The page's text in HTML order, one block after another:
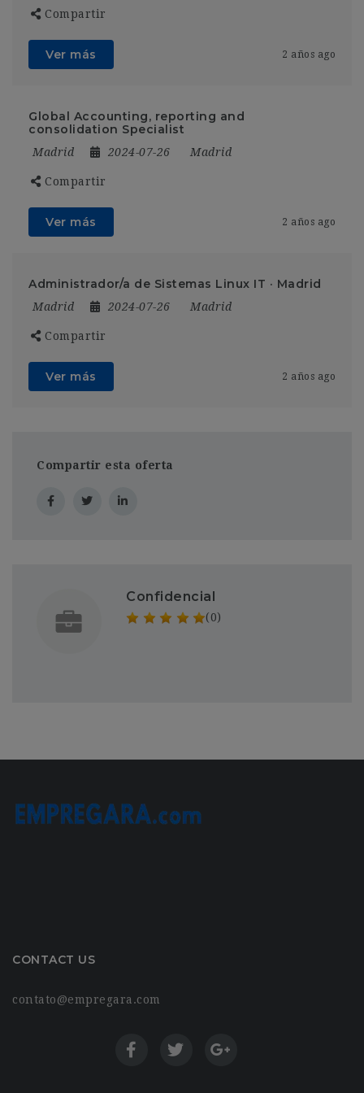
Compartir
Ver más 2 años ago
Global Accounting, reporting and
consolidation Specialist
Madrid 2024-07-26 Madrid
Compartir
Ver más 2 años ago
Administrador/a de Sistemas Linux IT · Madrid
Madrid 2024-07-26 Madrid
Compartir
Ver más 2 años ago
Compartir esta oferta
Confidencial
(0)
CONTACT US
contato@empregara.com